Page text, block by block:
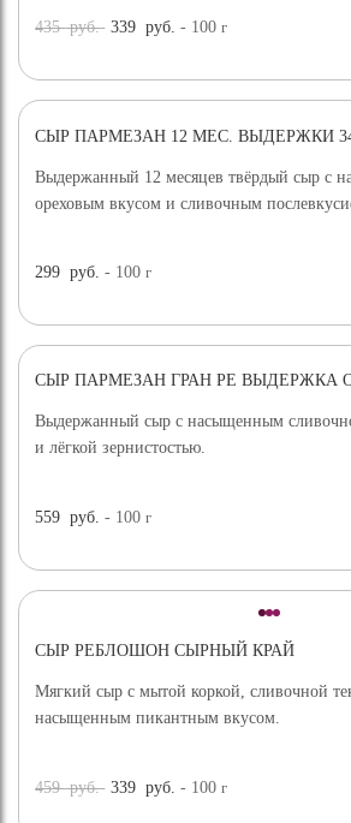
435руб. 339 руб. - 100г
ХИТ ПРОДАЖ
СЫР ПАРМЕЗАН 12 МЕС. ВЫДЕРЖКИ
Выдержанный 12 месяцев твёрдый сыр с
ореховым вкусом и сливочным
299 руб. - 100г
ХИТ ПРОДАЖ
СЫР ПАРМЕЗАН ГРАН РЕ ВЫДЕРЖКА
Выдержанный сыр с насыщенным
и лёгкой зернистостью.
559 руб. - 100г
СЫР РЕБЛОШОН СЫРНЫЙ КРАЙ
Мягкий сыр с мытой коркой, сливочной
насыщенным пикантным вкусом.
459руб. 339 руб. - 100г